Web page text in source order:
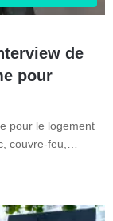
de
pour
pour le logement
couvre-feu,…